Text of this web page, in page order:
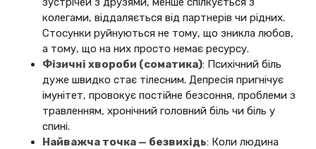
колегами, віддаляється від партнерів чи рідних.
Стосунки руйнуються не тому, що зникла любов,
а тому, що на них просто немає ресурсу.
Фізичні хвороби (соматика): Психічний біль
дуже швидко стає тілесним. Депресія пригнічує
імунітет, провокує постійне безсоння, проблеми з
травленням, хронічний головний біль чи біль у
спині.
Найважча точка — безвихідь: Коли людина